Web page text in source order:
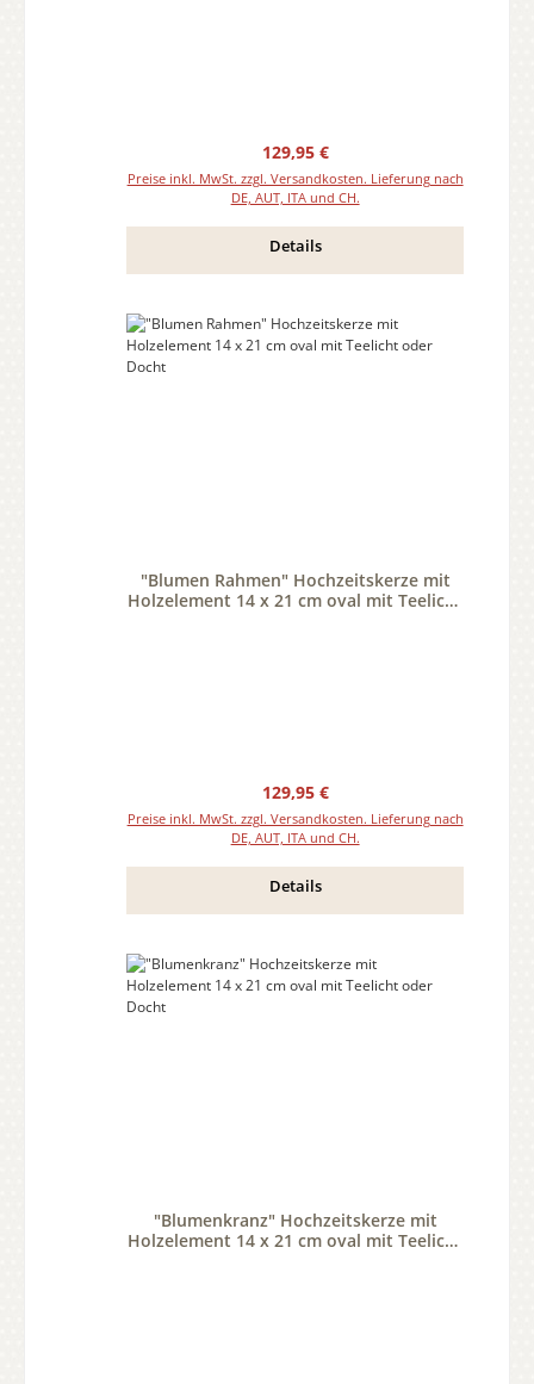
Regulärer Preis:
129,95 €
Preise inkl. MwSt. zzgl. Versandkosten. Lieferung nach
DE, AUT, ITA und CH.
Details
"Blumen Rahmen" Hochzeitskerze mit
Holzelement 14 x 21 cm oval mit Teelicht
Regulärer Preis:
129,95 €
Preise inkl. MwSt. zzgl. Versandkosten. Lieferung nach
DE, AUT, ITA und CH.
Details
"Blumenkranz" Hochzeitskerze mit
Holzelement 14 x 21 cm oval mit Teelicht